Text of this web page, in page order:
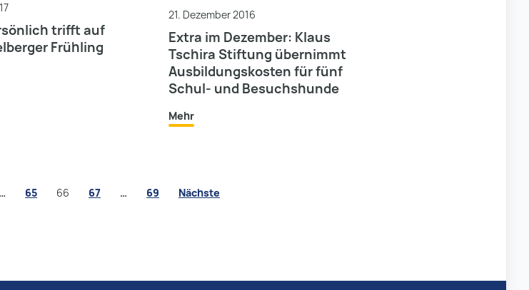
trifft auf
Frühling
21. Dezember 2016
Extra im Dezember: Klaus
Tschira Stiftung übernimmt
Ausbildungskosten für fünf
Schul- und Besuchshunde
Mehr
Seitennummerierung
… 65 66 67 … 69 Nächste